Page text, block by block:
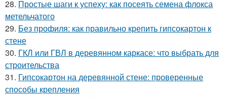
28. Простые шаги к успеху: как посеять семена флокса
метельчатого
29. Без профиля: как правильно крепить гипсокартон к
стене
30. ГКЛ или ГВЛ в деревянном каркасе: что выбрать для
строительства
31. Гипсокартон на деревянной стене: проверенные
способы крепления